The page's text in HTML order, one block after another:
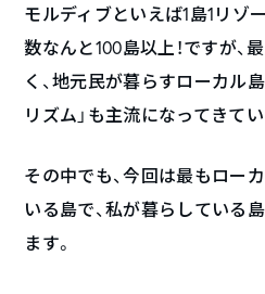
モルディブといえば1島1リゾ
数なんと100島以上！ですが、
く、地元民が暮らすローカル
リズム」も主流になってきてい
その中でも、今回は最もロー
いる島で、私が暮らしている島
ます。